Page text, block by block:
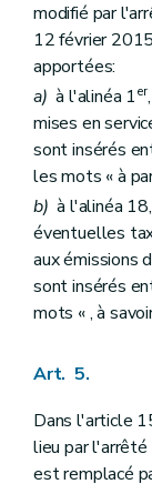
modifié par
12 février
apportées:
a) à l'alinéa 1er
mises en
sont insérés
les mots « à
b) à l'alinéa
éventuelles
aux émissions
sont insérés
mots « , à
Art. 5.
Dans l'article
lieu par
est remplacé